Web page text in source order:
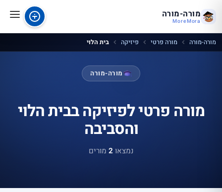
מורה-מורה
MoreMora
מורה-מורה מורה פרטי פיזיקה בית הלוי
מורה-מורה
מורה פרטי לפיזיקה בבית הלוי
והסביבה
נמצאו2 מורים